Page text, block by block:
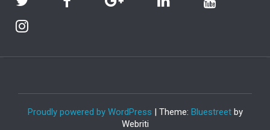
Proudly powered by WordPress | Theme: Bluestreetby
Webriti